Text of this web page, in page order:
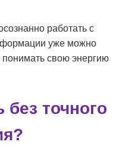
работать с
уже можно
свою энергию
точного